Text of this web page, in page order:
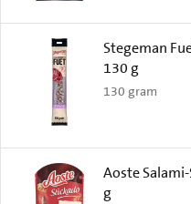
Stegeman
130 g
130 gram
Aoste
g